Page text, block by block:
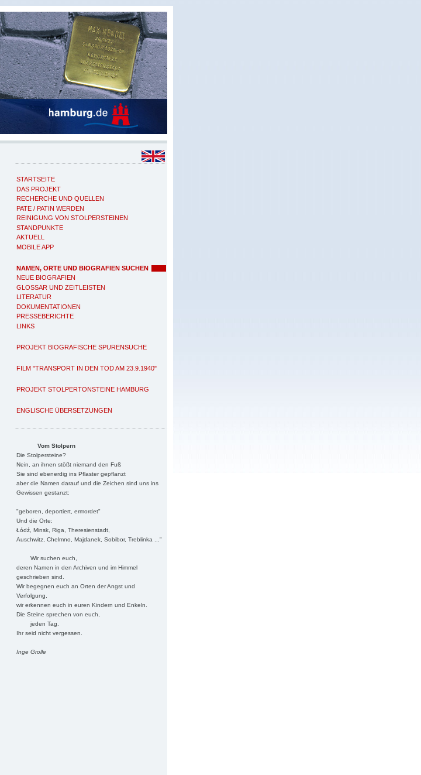
STARTSEITE
DAS PROJEKT
RECHERCHE UND QUELLEN
PATE / PATIN WERDEN
REINIGUNG VON STOLPERSTEINEN
STANDPUNKTE
AKTUELL
MOBILE APP
NAMEN, ORTE UND BIOGRAFIEN SUCHEN
NEUE BIOGRAFIEN
GLOSSAR UND ZEITLEISTEN
LITERATUR
DOKUMENTATIONEN
PRESSEBERICHTE
LINKS
PROJEKT BIOGRAFISCHE SPURENSUCHE
FILM "TRANSPORT IN DEN TOD AM 23.9.1940"
PROJEKT STOLPERTONSTEINE HAMBURG
ENGLISCHE ÜBERSETZUNGEN
Vom Stolpern
Die Stolpersteine?
Nein, an ihnen stößt niemand den Fuß
Sie sind ebenerdig ins Pflaster gepflanzt
aber die Namen darauf und die Zeichen sind uns ins
Gewissen gestanzt:
"geboren, deportiert, ermordet"
Und die Orte:
Łódź, Minsk, Riga, Theresienstadt,
Auschwitz, Chelmno, Majdanek, Sobibor, Treblinka ..."
Wir suchen euch,
deren Namen in den Archiven und im Himmel
geschrieben sind.
Wir begegnen euch an Orten der Angst und
Verfolgung,
wir erkennen euch in euren Kindern und Enkeln.
Die Steine sprechen von euch,
jeden Tag.
Ihr seid nicht vergessen.
Inge Grolle